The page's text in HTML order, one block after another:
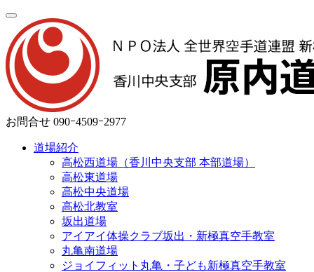
お問合せ 090ｰ4509ｰ2977
道場紹介
高松西道場（香川中央支部 本部道場）
高松東道場
高松中央道場
高松北教室
坂出道場
アイアイ体操クラブ坂出・新極真空手教室
丸亀南道場
ジョイフィット丸亀・子ども新極真空手教室